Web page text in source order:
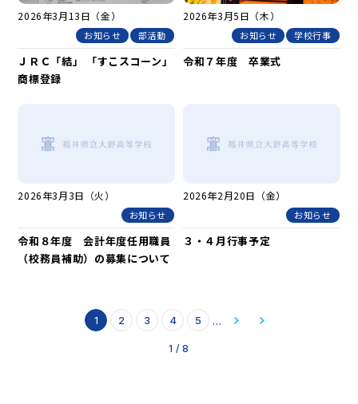
2026年3月13日（金）
お知らせ 部活動
ＪＲＣ「結」 「すこスコーン」
商標登録
2026年3月5日（木）
お知らせ 学校行事
令和７年度 卒業式
2026年3月3日（火）
お知らせ
令和８年度 会計年度任用職員
（校務員補助）の募集について
2026年2月20日（金）
お知らせ
３・４月行事予定
1 / 8
1 2 3 4 5 ...